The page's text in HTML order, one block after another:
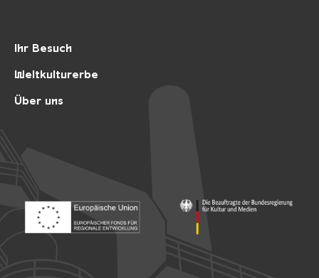
Ihr Besuch
Weltkulturerbe
Über uns